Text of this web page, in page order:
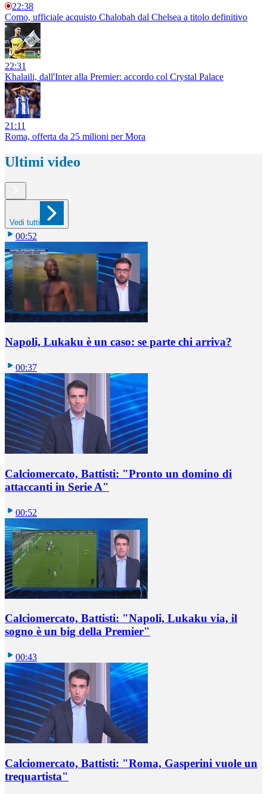
22:38
Como, ufficiale acquisto Chalobah dal Chelsea a titolo definitivo
22:31
Khalaili, dall'Inter alla Premier: accordo col Crystal Palace
21:11
Roma, offerta da 25 milioni per Mora
Ultimi video
Vedi tutti
00:52
Napoli, Lukaku è un caso: se parte chi arriva?
00:37
Calciomercato, Battisti: "Pronto un domino di
attaccanti in Serie A"
00:52
Calciomercato, Battisti: "Napoli, Lukaku via, il
sogno è un big della Premier"
00:43
Calciomercato, Battisti: "Roma, Gasperini vuole un
trequartista"